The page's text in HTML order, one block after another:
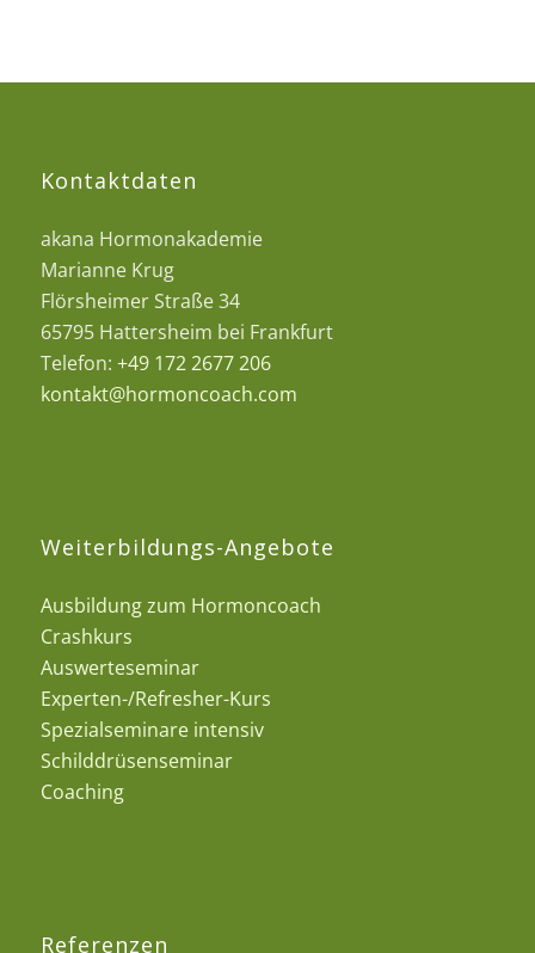
Kontaktdaten
akana Hormonakademie
Marianne Krug
Flörsheimer Straße 34
65795 Hattersheim bei Frankfurt
Telefon: +49 172 2677 206
kontakt@hormoncoach.com
Weiterbildungs-Angebote
Ausbildung zum Hormoncoach
Crashkurs
Auswerteseminar
Experten-/Refresher-Kurs
Spezialseminare intensiv
Schilddrüsenseminar
Coaching
Referenzen